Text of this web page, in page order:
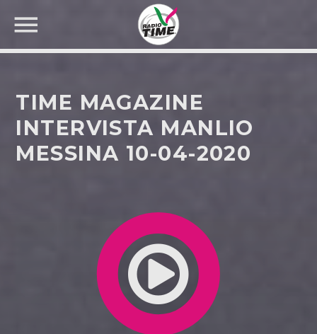
CERCA NEL SITO WEB:
TIME MAGAZINE
INTERVISTA MANLIO
MESSINA 10-04-2020